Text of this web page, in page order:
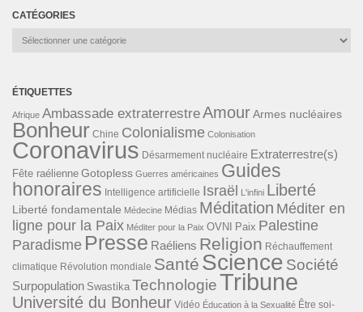
CATÉGORIES
Catégories
ÉTIQUETTES
Afrique Ambassade extraterrestreAmourArmes nucléaires
Bonheur Chine Colonialisme Colonisation
Coronavirus Désarmement nucléaire Extraterrestre(s)
Fête raélienne Gotopless Guerres américaines Guides
honoraires Intelligence artificielle Israël L'infini Liberté
Liberté fondamentale Médecine Médias Méditation Méditer en
ligne pour la Paix Méditer pour la Paix OVNI Paix Palestine
Paradisme Presse Raéliens Religion Réchauffement
climatique Révolution mondiale Santé Science Société
Surpopulation Swastika TechnologieTribune
Université du Bonheur Vidéo Éducation à la Sexualité Être soi-